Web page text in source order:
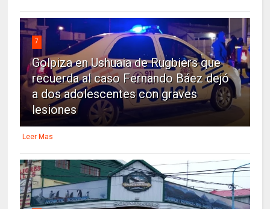
7
Golpiza en Ushuaia de Rugbiers que
recuerda al caso Fernando Báez dejó
a dos adolescentes con graves
lesiones
Leer Mas